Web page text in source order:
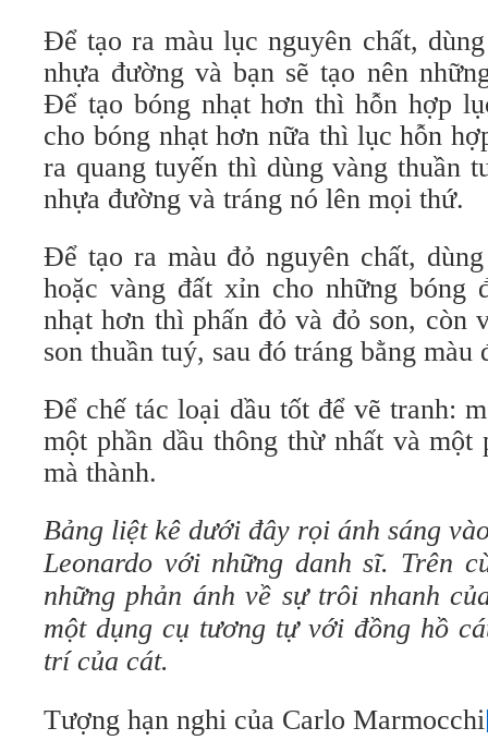
Để tạo ra màu lục nguyên chất,
nhựa đường và bạn sẽ tạo nên
Để tạo bóng nhạt hơn thì hỗn hợp
cho bóng nhạt hơn nữa thì lục hỗn
ra quang tuyến thì dùng vàng thuần
nhựa đường và tráng nó lên mọi thứ.
Để tạo ra màu đỏ nguyên chất,
hoặc vàng đất xỉn cho những bóng
nhạt hơn thì phấn đỏ và đỏ son, còn
son thuần tuý, sau đó tráng bằng màu
Để chế tác loại dầu tốt để vẽ tranh:
một phần dầu thông thừ nhất và một
mà thành.
Bảng liệt kê dưới đây rọi ánh sáng
Leonardo với những danh sĩ. Trên
những phản ánh về sự trôi nhanh
một dụng cụ tương tự với đồng hồ
trí của cát.
Tượng hạn nghi của Carlo Marmocchi